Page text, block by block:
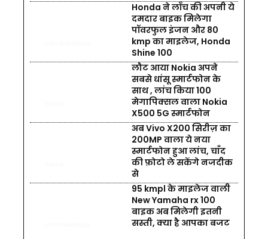
Honda ने लॉंच की अपनी ये
दमदार बाइक मिलेगा
पॉवरफुल इंजन और 80
kmp का माइलेज, Honda
Shine 100
लौट आया Nokia अपने
सबसे धांसू स्मार्टफोन के
साथ , लांच किया 100
मेगापिक्सल वाला Nokia
X500 5G स्मार्टफोन
अब Vivo X200 सिरीज़ का
200MP वाला ये नया
स्मार्टफोन हुआ लांच, चाँद
की फ़ोटो ले सकेंगे नजदीक
से
95 kmpl के माइलेज वाली
New Yamaha rx 100
बाइक अब मिलेगी इतनी
सस्ती, क्या है आपका बजट